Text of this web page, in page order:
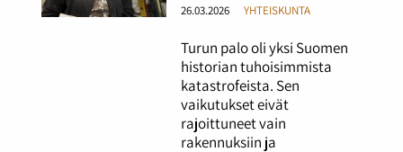
26.03.2026 YHTEISKUNTA
Turun palo oli yksi Suomen
historian tuhoisimmista
katastrofeista. Sen
vaikutukset eivät
rajoittuneet vain
rakennuksiin ja